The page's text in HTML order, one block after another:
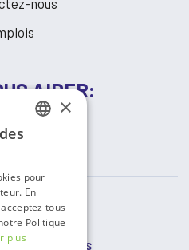
nous
AIDER:
DON
COMMUNAUTAIRES
ENGLISH
×
pour
En
tous
Politique
plus